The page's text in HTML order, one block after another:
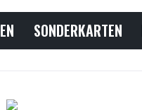
SONDERKARTEN